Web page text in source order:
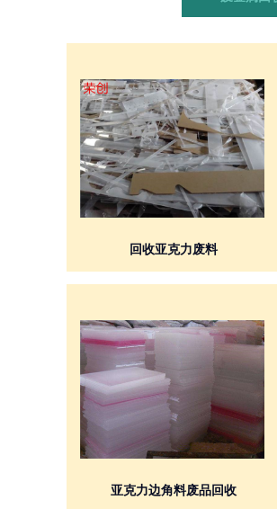
回收亚克力废料
亚克力边角料废品回收